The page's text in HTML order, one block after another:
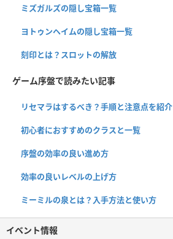
ミズガルズの隠し宝箱一覧
ヨトゥンヘイムの隠し宝箱一覧
刻印とは？スロットの解放
ゲーム序盤で読みたい記事
リセマラはするべき？手順と注意点を紹介
初心者におすすめのクラスと一覧
序盤の効率の良い進め方
効率の良いレベルの上げ方
ミーミルの泉とは？入手方法と使い方
イベント情報